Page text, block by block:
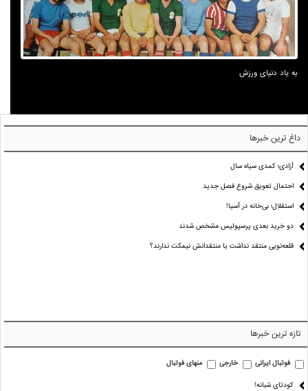
به یاد دنیای ورزش
داغ ترین خبرها
آزادی؛ کمدی سیاه سال
احتمال تعویق شروع فصل جدید
استقلال؛ بی‌خانه در آسیا!
دو خرید بعدی پرسپولیس مشخص شدند
قلعه‌نویی منتقد نداشت یا منتقدانش نیمکت ندارند؟
تازه ترین خبرها
فوتبال ایرانی خارجی منهای فوتبال
کودتای شبانه!